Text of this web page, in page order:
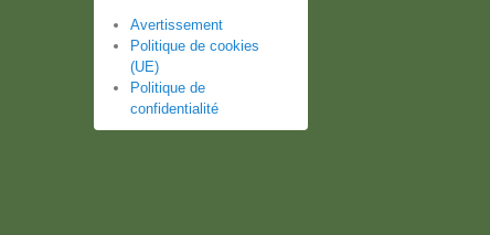
Avertissement
Politique de cookies
(UE)
Politique de
confidentialité